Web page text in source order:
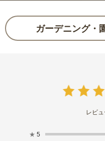
ガーデニング・
レビ
★ 5